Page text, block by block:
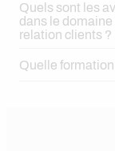
Quels sont les
dans le
relation clients ?
Quelle